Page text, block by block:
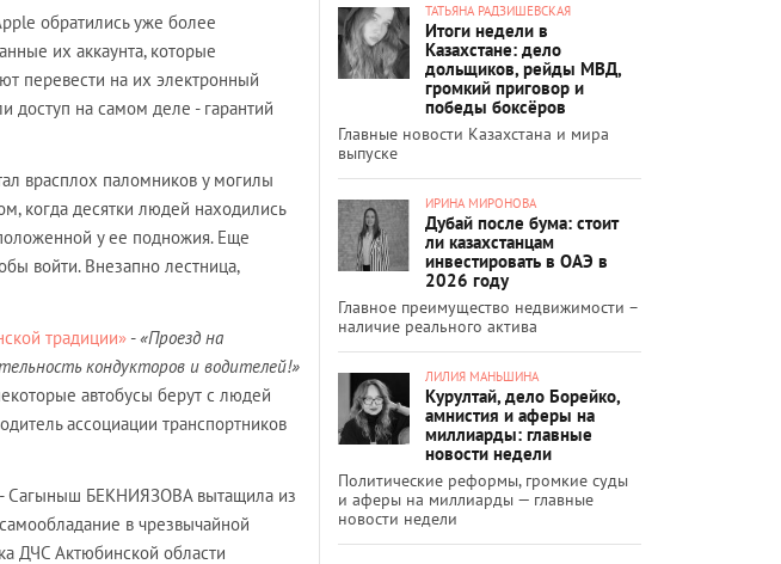
обратились уже более
их аккаунта, которые
перевести на их электронный
доступ на самом деле - гарантий
врасплох паломников у могилы
когда десятки людей находились
у ее подножия. Еще
войти. Внезапно лестница,
традиции» -«Проезд на
кондукторов и водителей!»
автобусы берут с людей
ассоциации транспортников
- Сагыныш БЕКНИЯЗОВА вытащила из
в чрезвычайной
ДЧС Актюбинской области
ТАТЬЯНА РАДЗИШЕВСКАЯ
Итоги недели в
Казахстане: дело
дольщиков, рейды МВД,
громкий приговор и
победы боксёров
Главные новости Казахстана и мира
выпуске
ИРИНА МИРОНОВА
Дубай после бума: стоит
ли казахстанцам
инвестировать в ОАЭ в
2026 году
Главное преимущество недвижимости –
наличие реального актива
ЛИЛИЯ МАНЬШИНА
Курултай, дело Борейко,
амнистия и аферы на
миллиарды: главные
новости недели
Политические реформы, громкие суды
и аферы на миллиарды — главные
новости недели